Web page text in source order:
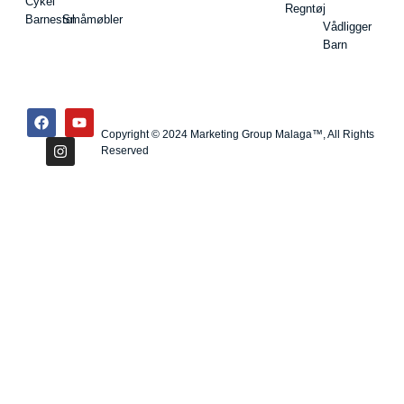
BarnestolSmåmøbler
Regntøj
Vådligger
Barn
Copyright © 2024 Marketing Group Malaga™, All Rights
Reserved